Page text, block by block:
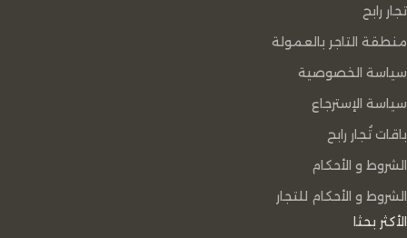
تجار رابح
منطقة التاجر بالعمولة
سياسة الخصوصية
سياسة الإسترجاع
باقات تُجار رابح
الشروط و الأحكام
الشروط و الأحكام للتجار
الأكثر بحثا